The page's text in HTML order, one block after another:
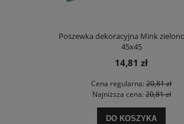
Poszewka dekoracyjna Mink
45x45
14,81 zł
Cena regularna: 20,81 zł
Najniższa cena:20,81 zł
DO KOSZYKA